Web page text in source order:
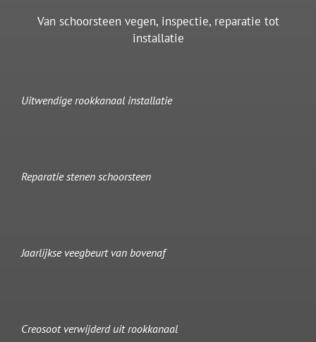
Van schoorsteen vegen, inspectie, reparatie tot
installatie
Uitwendige rookkanaal installatie
Reparatie stenen schoorsteen
Jaarlijkse veegbeurt van bovenaf
Creosoot verwijderd uit rookkanaal